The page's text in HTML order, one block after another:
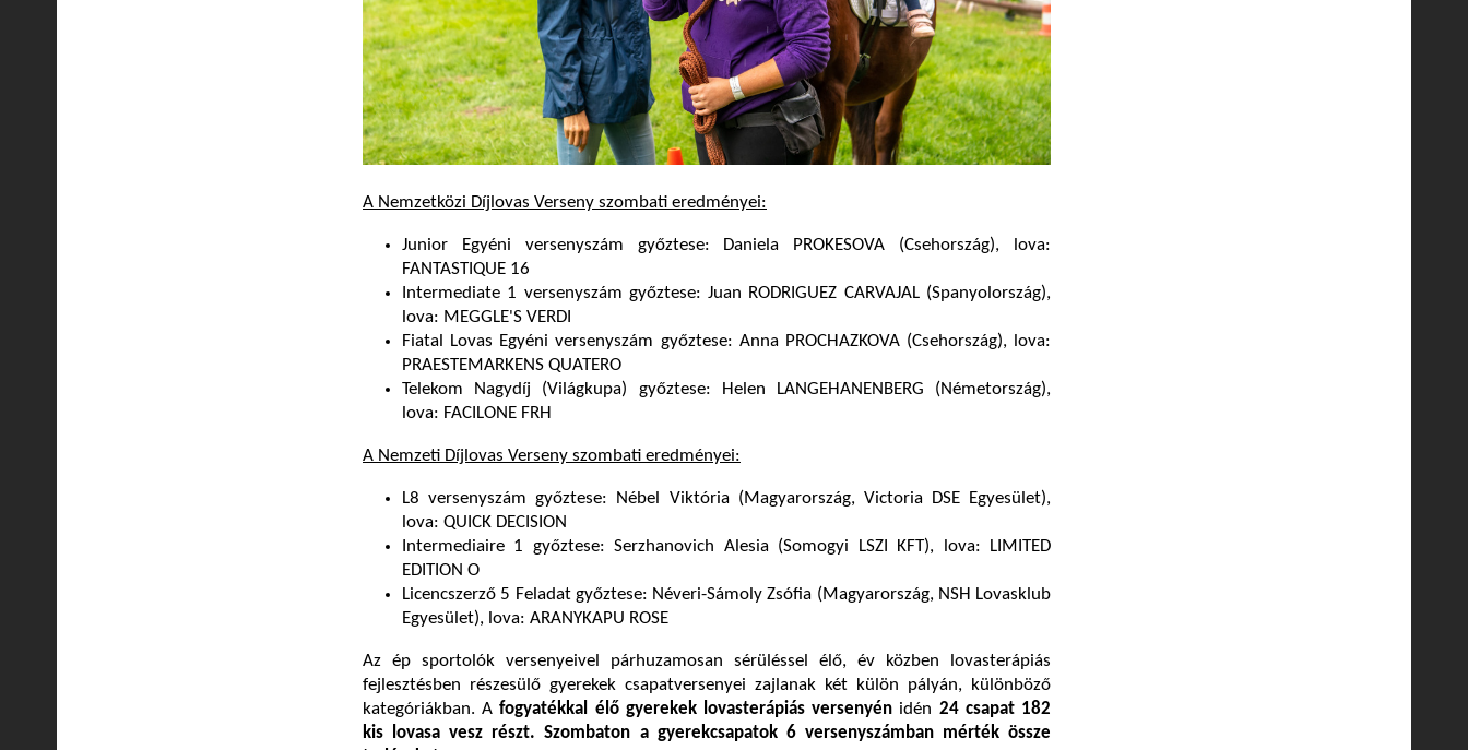
A Nemzetközi Díjlovas Verseny szombati eredményei:
Junior Egyéni versenyszám győztese: Daniela PROKESOVA (Csehország), lova:
FANTASTIQUE 16
Intermediate 1 versenyszám győztese: Juan RODRIGUEZ CARVAJAL (Spanyolország),
lova: MEGGLE'S VERDI
Fiatal Lovas Egyéni versenyszám győztese: Anna PROCHAZKOVA (Csehország), lova:
PRAESTEMARKENS QUATERO
Telekom Nagydíj (Világkupa) győztese: Helen LANGEHANENBERG (Németország),
lova: FACILONE FRH
A Nemzeti Díjlovas Verseny szombati eredményei:
L8 versenyszám győztese: Nébel Viktória (Magyarország, Victoria DSE Egyesület),
lova: QUICK DECISION
Intermediaire 1 győztese: Serzhanovich Alesia (Somogyi LSZI KFT), lova: LIMITED
EDITION O
Licencszerző 5 Feladat győztese: Néveri-Sámoly Zsófia (Magyarország, NSH Lovasklub
Egyesület), lova: ARANYKAPU ROSE
Az ép sportolók versenyeivel párhuzamosan sérüléssel élő, év közben lovasterápiás
fejlesztésben részesülő gyerekek csapatversenyei zajlanak két külön pályán, különböző
kategóriákban. Afogyatékkal élő gyerekek lovasterápiás versenyén idén 24 csapat 182
kis lovasa vesz részt. Szombaton a gyerekcsapatok 6 versenyszámban mérték össze